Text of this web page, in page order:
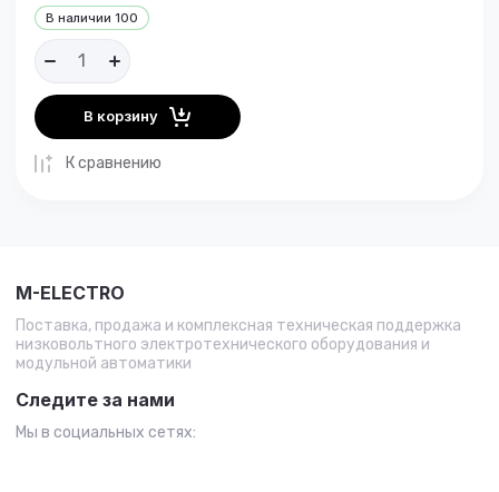
В наличии 100
В корзину
К сравнению
M-ELECTRO
Поставка, продажа и комплексная техническая поддержка
низковольтного электротехнического оборудования и
модульной автоматики
Следите за нами
Мы в социальных сетях: